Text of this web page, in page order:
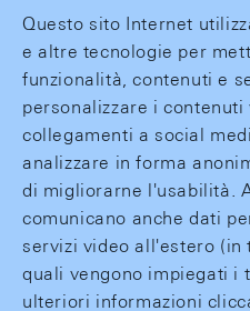
Questo sito Internet
e altre tecnologie per
funzionalità, contenuti e
personalizzare i
collegamenti a social
analizzare in forma
di migliorarne l'usabilità.
comunicano anche dati
servizi video all'estero (in
quali vengono impiegati i
ulteriori informazioni